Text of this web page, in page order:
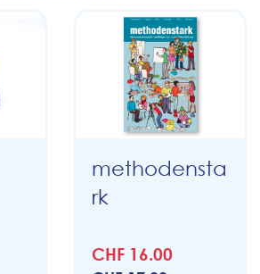
methodensta
rk
CHF 16.00